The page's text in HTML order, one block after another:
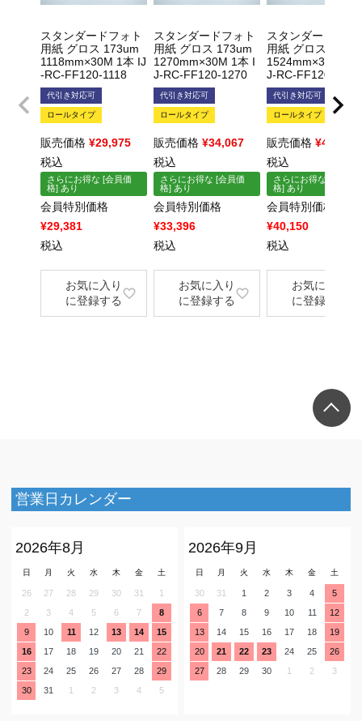
×
×
スタンダードフォト
用紙 グロス 173um
1118mm×30M 1本 IJ
-RC-FF120-1118
代引き対応可
ロールタイプ
販売価格 ¥29,975
税込
さらにお得な [会員価
格] あり
会員特別価格
¥29,381
税込
お気に入り
に登録する
スタンダードフォト
用紙 グロス 173um
1270mm×30M 1本 I
J-RC-FF120-1270
代引き対応可
ロールタイプ
販売価格 ¥34,067
税込
さらにお得な [会員価
格] あり
会員特別価格
¥33,396
税込
お気に入り
に登録する
スタンダードフォ
用紙 グロス
1524mm×30M 1
J-RC-FF120-1524
代引き対応可
ロールタイプ
販売価格 ¥40,964
税込
さらにお得な [会員価
格] あり
会員特別価格
¥40,150
税込
お気に入り
に登録する
営業日カレンダー
2026年8月
日 月 火 水 木 金 土
26 27 28 29 30 31
1
2
3 4 5 6 7
8
9
10 11 12 13 14
15
16
17 18 19 20 21
22
23
24 25 26 27 28
29
30
31 1 2 3 4 5
2026年9月
日 月 火 水 木 金 土
30 31 1 2 3 4
5
6
7 8 9 10 11
12
13
14 15 16 17 18
19
20
21 22 23 24 25
26
27
28 29 30 1 2 3